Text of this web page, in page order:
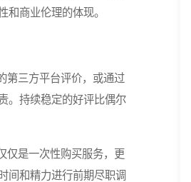
商业伦理的体现。
三方平台评价，或通过
。持续稳定的好评比偶尔
是一次性购买服务，更
间和精力进行前期尽职调